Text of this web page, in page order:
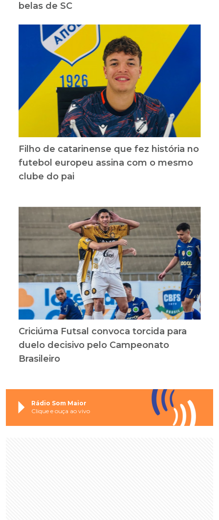
belas de SC
Filho de catarinense que fez história no
futebol europeu assina com o mesmo
clube do pai
Criciúma Futsal convoca torcida para
duelo decisivo pelo Campeonato
Brasileiro
Rádio Som Maior
Clique e ouça ao vivo